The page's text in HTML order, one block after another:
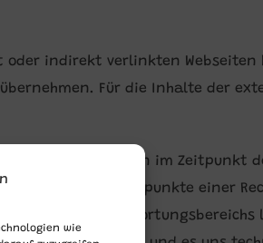
wie
indirekt verlinkten Webseiten
Für die Inhalte der
und waren im Zeitpunkt
konkrete Anhaltspunkte einer
unseres Verantwortungsbereichs